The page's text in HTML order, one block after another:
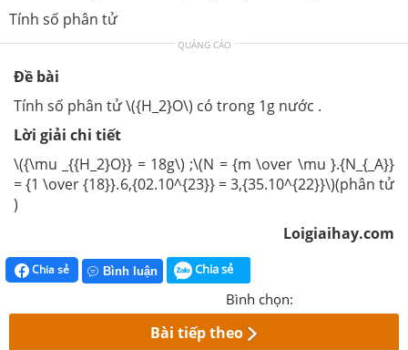
Tính số phân tử
QUẢNG CÁO
Đề bài
Tính số phân tử \({H_2}O\) có trong 1g nước .
Lời giải chi tiết
\({\mu _{{H_2}O}} = 18g\) ;\(N = {m \over \mu }.{N_{_A}}
= {1 \over {18}}.6,{02.10^{23}} = 3,{35.10^{22}}\)(phân tử
)
Loigiaihay.com
Chia sẻ Bình luận Chia sẻ
Bình chọn:
Bài tiếp theo